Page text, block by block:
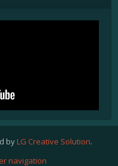
byLG Creative Solution.
navigation